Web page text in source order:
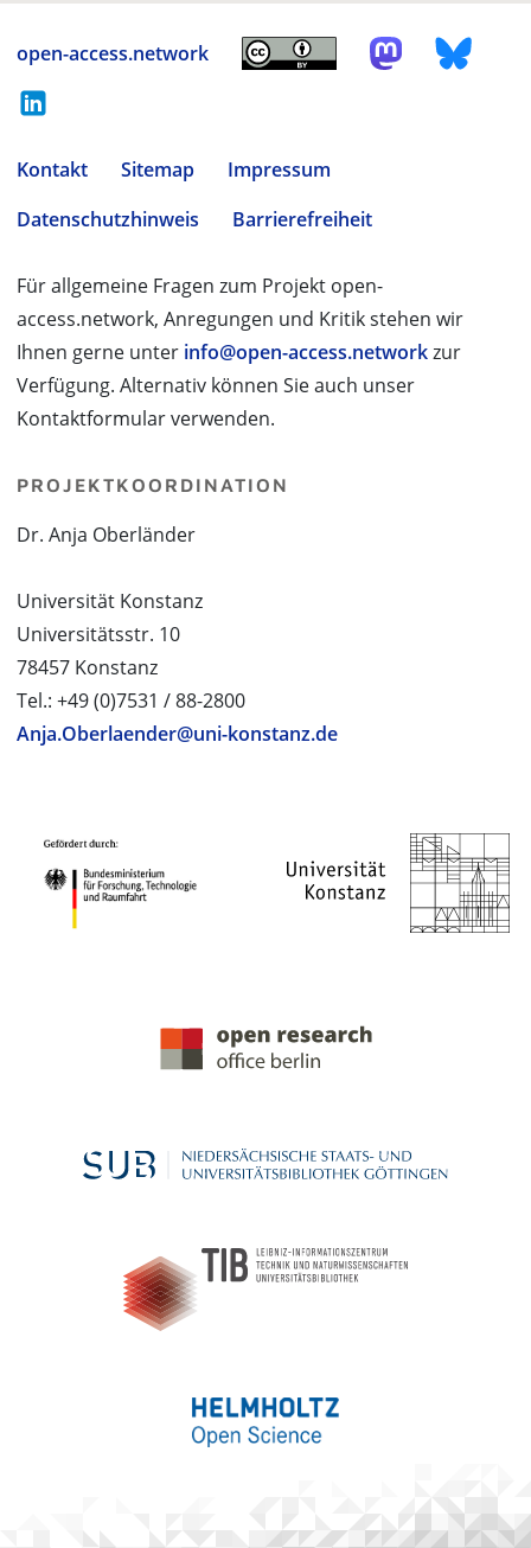
open-access.network
Kontakt Sitemap
Impressum
Datenschutzhinweis
Barrierefreiheit
Für allgemeine Fragen zum Projekt open-
access.network, Anregungen und Kritik stehen wir
Ihnen gerne unter info@open-access.networkzur
Verfügung. Alternativ können Sie auch unser
Kontaktformular verwenden.
PROJEKTKOORDINATION
Dr. Anja Oberländer
Universität Konstanz
Universitätsstr. 10
78457 Konstanz
Tel.: +49 (0)7531 / 88-2800
Anja.Oberlaender@uni-konstanz.de